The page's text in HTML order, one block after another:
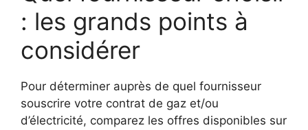
: les grands points à
considérer
Pour déterminer auprès de quel fournisseur
souscrire votre contrat de gaz et/ou
d’électricité, comparez les offres disponibles sur